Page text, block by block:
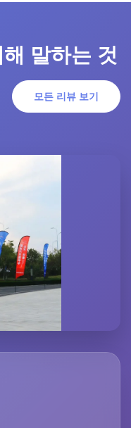
말하는 것
모든 리뷰 보기